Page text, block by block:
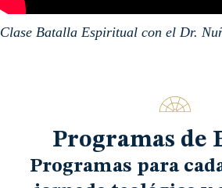
Clase Batalla Espiritual con el Dr.
Programas de
Programas para